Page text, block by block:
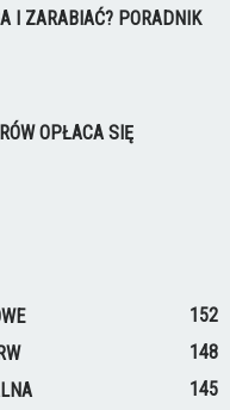
I ZARABIAĆ? PORADNIK
OPŁACA SIĘ
152
148
145